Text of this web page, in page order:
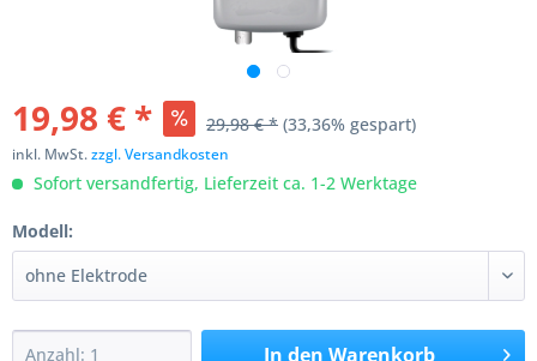
19,98 € * 29,98 € * (33,36% gespart)
inkl. MwSt.zzgl. Versandkosten
Sofort versandfertig, Lieferzeit ca. 1-2 Werktage
Modell:
In den Warenkorb